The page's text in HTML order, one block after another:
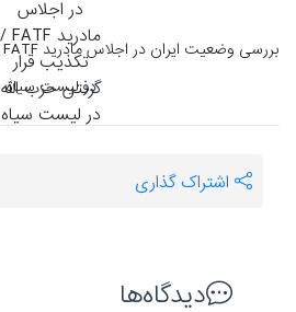
در لیست سیاه
اشتراک گذاری
دیدگاه‌ها